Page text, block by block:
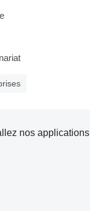
nos applications